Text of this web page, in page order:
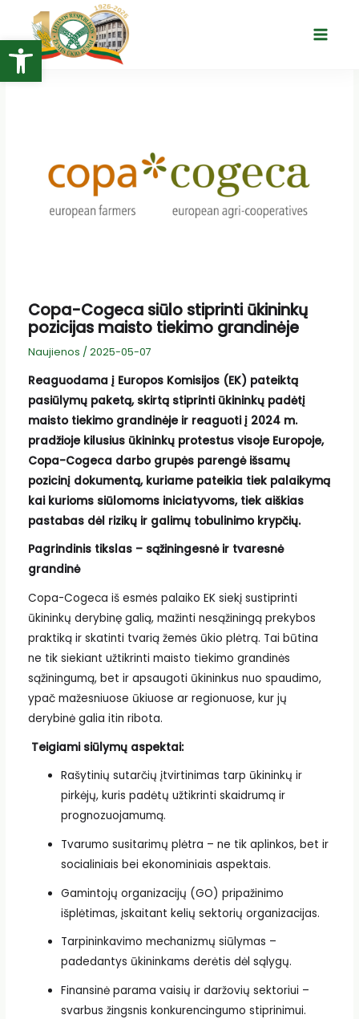
Open toolbar
turinio
Main
Copa-Cogeca siūlo stiprinti ūkininkų
pozicijas maisto tiekimo grandinėje
Naujienos / 2025-05-07
Reaguodama į Europos Komisijos (EK) pateiktą
pasiūlymų paketą, skirtą stiprinti ūkininkų padėtį
maisto tiekimo grandinėje ir reaguoti į 2024 m.
pradžioje kilusius ūkininkų protestus visoje Europoje,
Copa-Cogeca darbo grupės parengė išsamų
pozicinį dokumentą, kuriame pateikia tiek palaikymą
kai kurioms siūlomoms iniciatyvoms, tiek aiškias
pastabas dėl rizikų ir galimų tobulinimo krypčių.
Pagrindinis tikslas – sąžiningesnė ir tvaresnė
grandinė
Copa-Cogeca iš esmės palaiko EK siekį sustiprinti
ūkininkų derybinę galią, mažinti nesąžiningą prekybos
praktiką ir skatinti tvarią žemės ūkio plėtrą. Tai būtina
ne tik siekiant užtikrinti maisto tiekimo grandinės
sąžiningumą, bet ir apsaugoti ūkininkus nuo spaudimo,
ypač mažesniuose ūkiuose ar regionuose, kur jų
derybinė galia itin ribota.
Teigiami siūlymų aspektai:
Rašytinių sutarčių įtvirtinimas tarp ūkininkų ir
pirkėjų, kuris padėtų užtikrinti skaidrumą ir
prognozuojamumą.
Tvarumo susitarimų plėtra – ne tik aplinkos, bet ir
socialiniais bei ekonominiais aspektais.
Gamintojų organizacijų (GO) pripažinimo
išplėtimas, įskaitant kelių sektorių organizacijas.
Tarpininkavimo mechanizmų siūlymas –
padedantys ūkininkams derėtis dėl sąlygų.
Finansinė parama vaisių ir daržovių sektoriui –
svarbus žingsnis konkurencingumo stiprinimui.